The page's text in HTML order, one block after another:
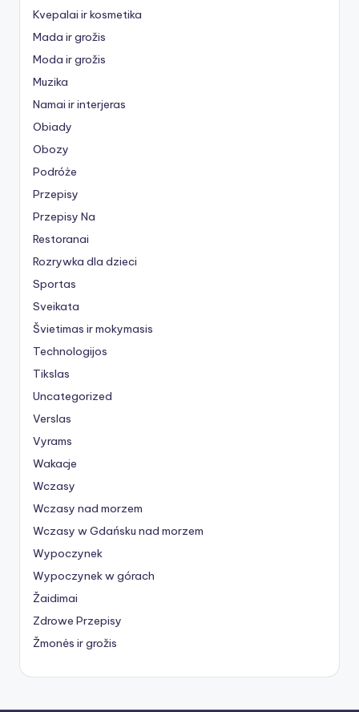
Kvepalai ir kosmetika
Mada ir grožis
Moda ir grožis
Muzika
Namai ir interjeras
Obiady
Obozy
Podróże
Przepisy
Przepisy Na
Restoranai
Rozrywka dla dzieci
Sportas
Sveikata
Švietimas ir mokymasis
Technologijos
Tikslas
Uncategorized
Verslas
Vyrams
Wakacje
Wczasy
Wczasy nad morzem
Wczasy w Gdańsku nad morzem
Wypoczynek
Wypoczynek w górach
Žaidimai
Zdrowe Przepisy
Žmonės ir grožis